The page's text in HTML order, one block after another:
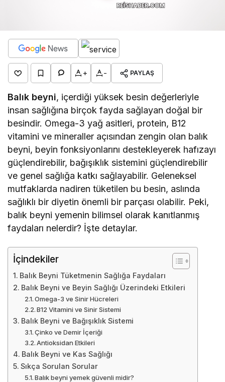
+ - PAYLAŞ
Balık beyni, içerdiği yüksek besin değerleriyle
insan sağlığına birçok fayda sağlayan doğal bir
besindir. Omega-3 yağ asitleri, protein, B12
vitamini ve mineraller açısından zengin olan balık
beyni, beyin fonksiyonlarını destekleyerek hafızayı
güçlendirebilir, bağışıklık sistemini güçlendirebilir
ve genel sağlığa katkı sağlayabilir. Geleneksel
mutfaklarda nadiren tüketilen bu besin, aslında
sağlıklı bir diyetin önemli bir parçası olabilir. Peki,
balık beyni yemenin bilimsel olarak kanıtlanmış
faydaları nelerdir? İşte detaylar.
İçindekiler
Balık Beyni Tüketmenin Sağlığa Faydaları
Balık Beyni ve Beyin Sağlığı Üzerindeki Etkileri
Omega-3 ve Sinir Hücreleri
B12 Vitamini ve Sinir Sistemi
Balık Beyni ve Bağışıklık Sistemi
Çinko ve Demir İçeriği
Antioksidan Etkileri
Balık Beyni ve Kas Sağlığı
Sıkça Sorulan Sorular
Balık beyni yemek güvenli midir?